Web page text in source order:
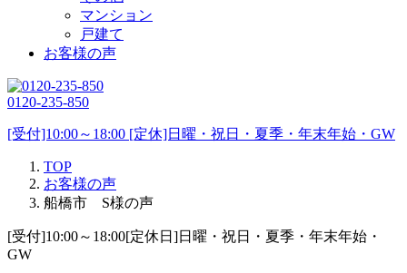
マンション
戸建て
お客様の声
0120-235-850
[受付]10:00～18:00 [定休]日曜・祝日・夏季・年末年始・GW
TOP
お客様の声
船橋市 S様の声
[受付]10:00～18:00[定休日]日曜・祝日・夏季・年末年始・
GW